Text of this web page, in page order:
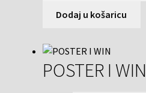
Dodaj u košaricu
POSTER I WIN